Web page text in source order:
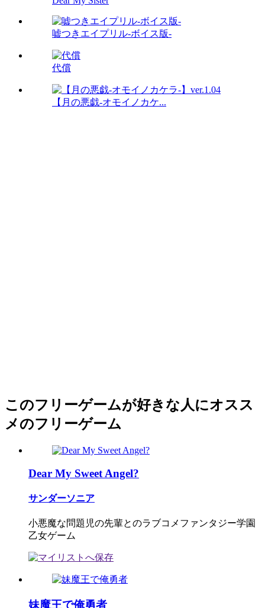
嘘つきエイプリル-ボイス版-
代償
【月の悪戯-オモイノカケ...
このフリーゲームが好きな人にオスス
メのフリーゲーム
Dear My Sweet Angel?
サンダーソニア
小悪魔な問題児の先輩とのラブコメファンタジー学園
乙女ゲーム
妹魔王で俺勇者